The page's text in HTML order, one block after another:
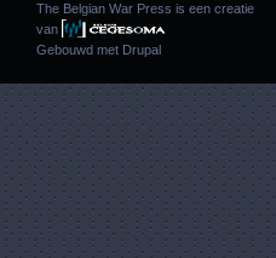
The Belgian War Press is een creatie
van
Gebouwd met Drupal